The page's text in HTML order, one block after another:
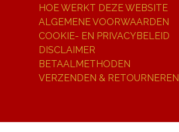
HOE WERKT DEZE WEBSITE
ALGEMENE VOORWAARDEN
COOKIE- EN PRIVACYBELEID
DISCLAIMER
BETAALMETHODEN
VERZENDEN & RETOURNEREN